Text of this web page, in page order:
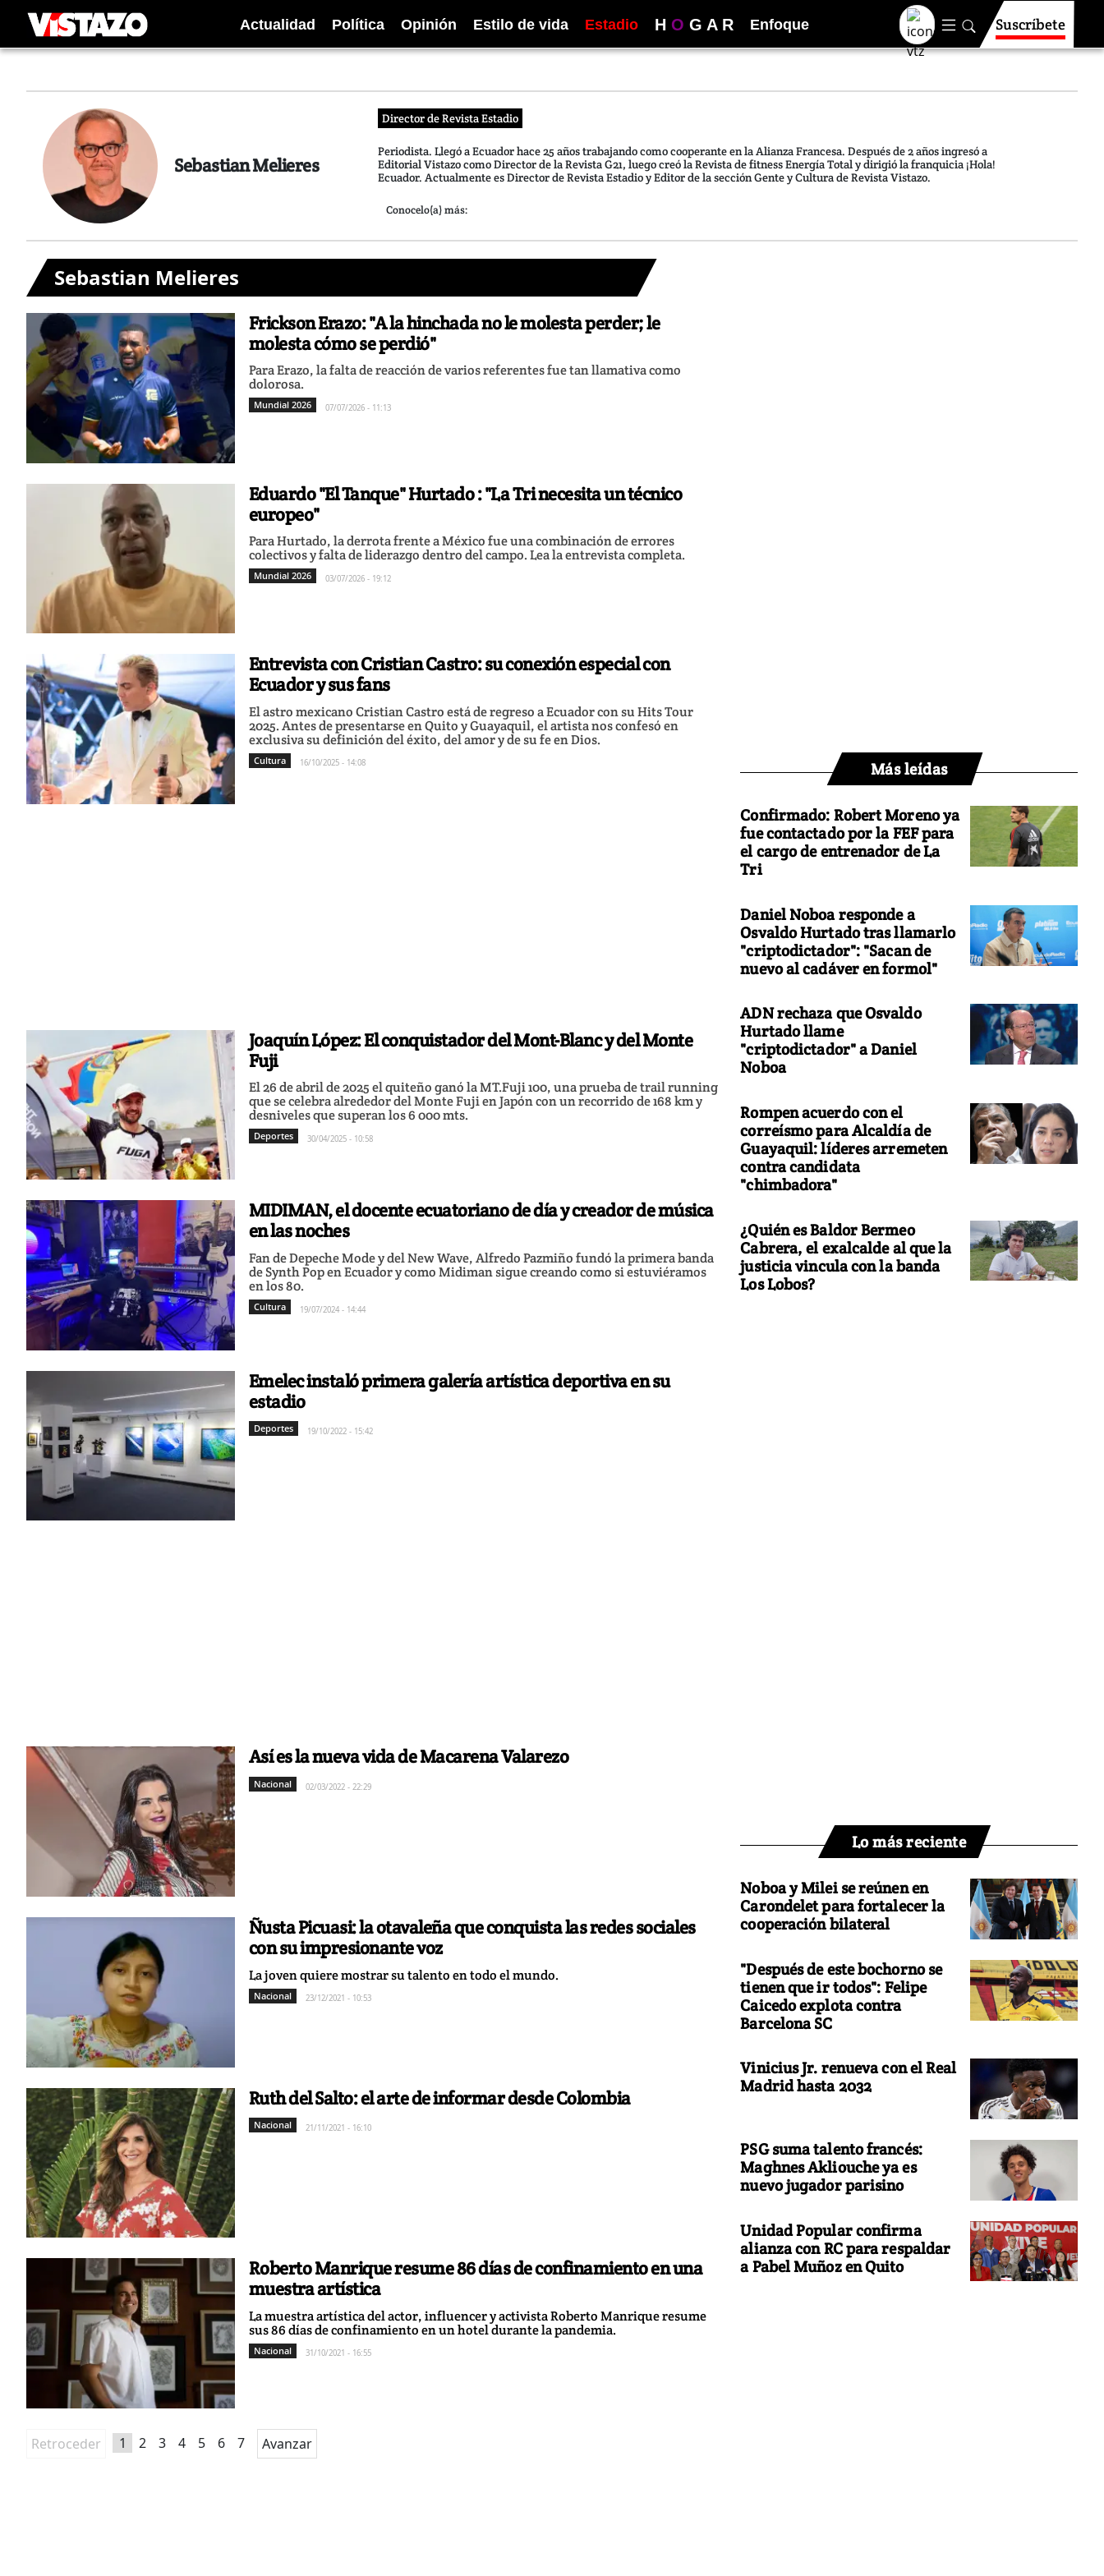
Actualidad Política Opinión Estilo de vida Estadio H O G A R Enfoque Suscríbete
Sebastian Melieres
Director de Revista Estadio
Periodista. Llegó a Ecuador hace 25 años trabajando como cooperante en la Alianza Francesa. Después de 2 años ingresó a
Editorial Vistazo como Director de la Revista G21, luego creó la Revista de fitness Energía Total y dirigió la franquicia ¡Hola!
Ecuador. Actualmente es Director de Revista Estadio y Editor de la sección Gente y Cultura de Revista Vistazo.
Conocelo(a) más:
Sebastian Melieres
Frickson Erazo: "A la hinchada no le molesta perder; le
molesta cómo se perdió"
Para Erazo, la falta de reacción de varios referentes fue tan llamativa como
dolorosa.
Mundial 2026 07/07/2026 - 11:13
Eduardo "El Tanque" Hurtado : "La Tri necesita un técnico
europeo"
Para Hurtado, la derrota frente a México fue una combinación de errores
colectivos y falta de liderazgo dentro del campo. Lea la entrevista completa.
Mundial 2026 03/07/2026 - 19:12
Entrevista con Cristian Castro: su conexión especial con
Ecuador y sus fans
El astro mexicano Cristian Castro está de regreso a Ecuador con su Hits Tour
2025. Antes de presentarse en Quito y Guayaquil, el artista nos confesó en
exclusiva su definición del éxito, del amor y de su fe en Dios.
Cultura 16/10/2025 - 14:08
Joaquín López: El conquistador del Mont-Blanc y del Monte
Fuji
El 26 de abril de 2025 el quiteño ganó la MT.Fuji 100, una prueba de trail running
que se celebra alrededor del Monte Fuji en Japón con un recorrido de 168 km y
desniveles que superan los 6 000 mts.
Deportes 30/04/2025 - 10:58
MIDIMAN, el docente ecuatoriano de día y creador de música
en las noches
Fan de Depeche Mode y del New Wave, Alfredo Pazmiño fundó la primera banda
de Synth Pop en Ecuador y como Midiman sigue creando como si estuviéramos
en los 80.
Cultura 19/07/2024 - 14:44
Emelec instaló primera galería artística deportiva en su
estadio
Deportes 19/10/2022 - 15:42
Así es la nueva vida de Macarena Valarezo
Nacional 02/03/2022 - 22:29
Ñusta Picuasi: la otavaleña que conquista las redes sociales
con su impresionante voz
La joven quiere mostrar su talento en todo el mundo.
Nacional 23/12/2021 - 10:53
Ruth del Salto: el arte de informar desde Colombia
Nacional 21/11/2021 - 16:10
Roberto Manrique resume 86 días de confinamiento en una
muestra artística
La muestra artística del actor, influencer y activista Roberto Manrique resume
sus 86 días de confinamiento en un hotel durante la pandemia.
Nacional 31/10/2021 - 16:55
Retroceder 1 2 3 4 5 6 7 Avanzar
Más leídas
Confirmado: Robert Moreno ya
fue contactado por la FEF para
el cargo de entrenador de La
Tri
Daniel Noboa responde a
Osvaldo Hurtado tras llamarlo
"criptodictador": "Sacan de
nuevo al cadáver en formol"
ADN rechaza que Osvaldo
Hurtado llame
"criptodictador" a Daniel
Noboa
Rompen acuerdo con el
correísmo para Alcaldía de
Guayaquil: líderes arremeten
contra candidata
"chimbadora"
¿Quién es Baldor Bermeo
Cabrera, el exalcalde al que la
justicia vincula con la banda
Los Lobos?
Lo más reciente
Noboa y Milei se reúnen en
Carondelet para fortalecer la
cooperación bilateral
"Después de este bochorno se
tienen que ir todos": Felipe
Caicedo explota contra
Barcelona SC
Vinicius Jr. renueva con el Real
Madrid hasta 2032
PSG suma talento francés:
Maghnes Akliouche ya es
nuevo jugador parisino
Unidad Popular confirma
alianza con RC para respaldar
a Pabel Muñoz en Quito